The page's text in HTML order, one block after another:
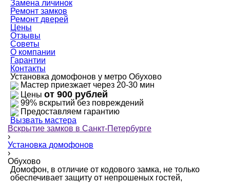
Замена личинок
Ремонт замков
Ремонт дверей
Цены
Отзывы
Советы
О компании
Гарантии
Контакты
Установка домофонов у метро Обухово
Мастер приезжает через 20-30 мин
Цены от 900 рублей
99% вскрытий без повреждений
Предоставляем гарантию
Вызвать мастера
Вскрытие замков в Санкт-Петербурге
›
Установка домофонов
›
Обухово
Домофон, в отличие от кодового замка, не только
обеспечивает защиту от непрошеных гостей,